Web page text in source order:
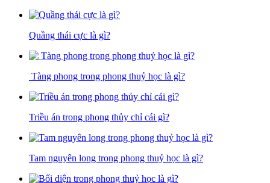
Quầng thái cực là gì?
Tàng phong trong phong thuỷ học là gì?
Triều án trong phong thủy chỉ cái gì?
Tam nguyên long trong phong thuỷ học là gì?